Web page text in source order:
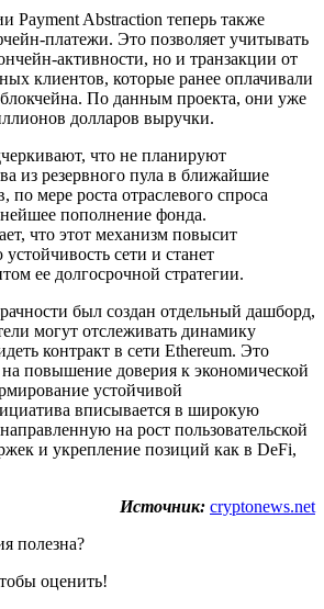
Payment Abstraction теперь также
платежи. Это позволяет учитывать
активности, но и транзакции от
клиентов, которые ранее оплачивали
По данным проекта, они уже
долларов выручки.
что не планируют
из резервного пула в ближайшие
по мере роста отраслевого спроса
пополнение фонда.
что этот механизм повысит
сети и станет
ее долгосрочной стратегии.
был создан отдельный дашборд,
могут отслеживать динамику
контракт в сети Ethereum. Это
повышение доверия к экономической
устойчивой
вписывается в широкую
на рост пользовательской
и укрепление позиций как в DeFi,
Источник: cryptonews.net
полезна?
оценить!